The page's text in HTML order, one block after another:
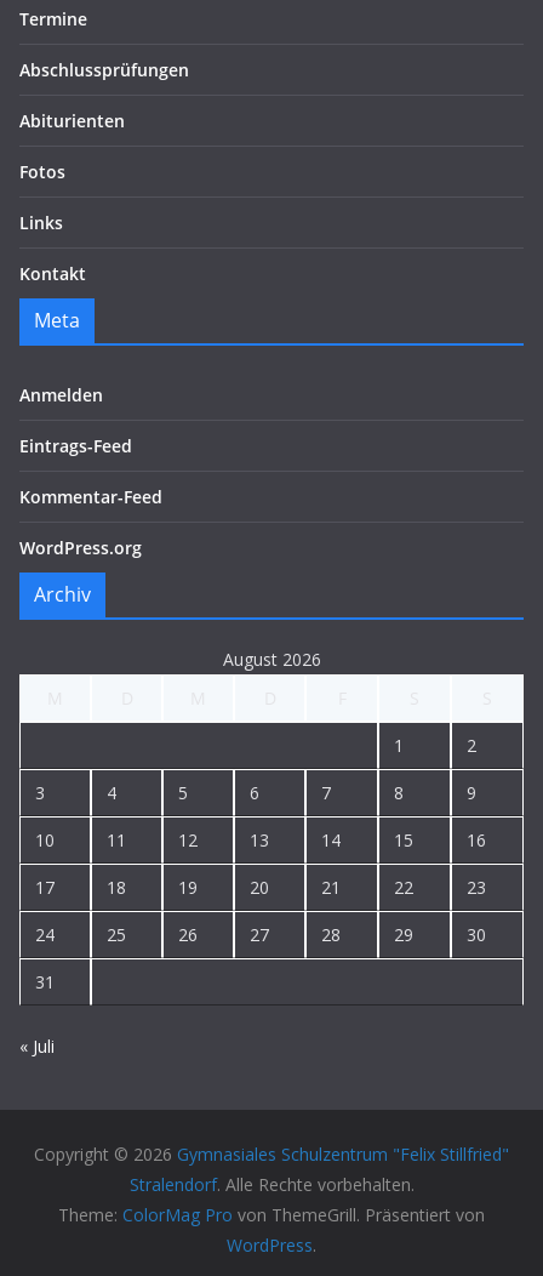
Termine
Abschlussprüfungen
Abiturienten
Fotos
Links
Kontakt
Meta
Anmelden
Eintrags-Feed
Kommentar-Feed
WordPress.org
Archiv
August 2026
1 2
3 4 5 6 7 8 9
10 11 12 13 14 15 16
17 18 19 20 21 22 23
24 25 26 27 28 29 30
31
« Juli
Copyright © 2026 Gymnasiales Schulzentrum "Felix Stillfried"
Stralendorf. Alle Rechte vorbehalten.
Theme: ColorMag Pro von ThemeGrill. Präsentiert von
WordPress.